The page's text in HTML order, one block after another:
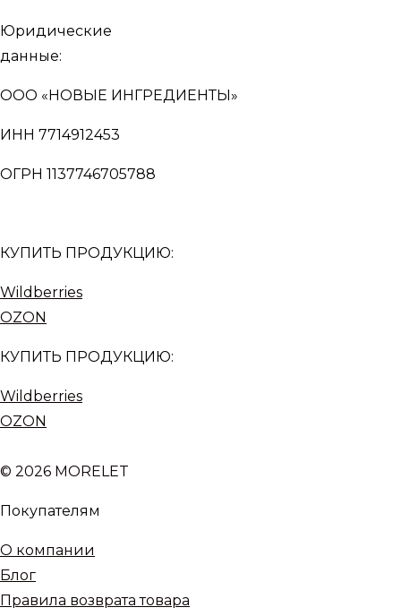
Юридические
данные:
ООО «НОВЫЕ ИНГРЕДИЕНТЫ»
ИНН 7714912453
ОГРН 1137746705788
КУПИТЬ ПРОДУКЦИЮ:
Wildberries
OZON
КУПИТЬ ПРОДУКЦИЮ:
Wildberries
OZON
© 2026 MORELET
Покупателям
О компании
Блог
Правила возврата товара